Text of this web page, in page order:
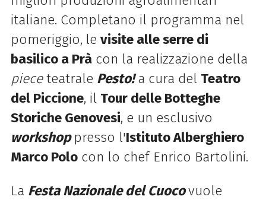
italiane. Completano il programma nel
pomeriggio, le visite alle serre di
basilico a Pràcon la realizzazione della
pieceteatrale Pesto!a cura del Teatro
del Piccione, il Tour delle Botteghe
Storiche Genovesi, e un esclusivo
workshoppresso l'Istituto Alberghiero
Marco Polocon lo chef Enrico Bartolini.
La Festa Nazionale del Cuocovuole